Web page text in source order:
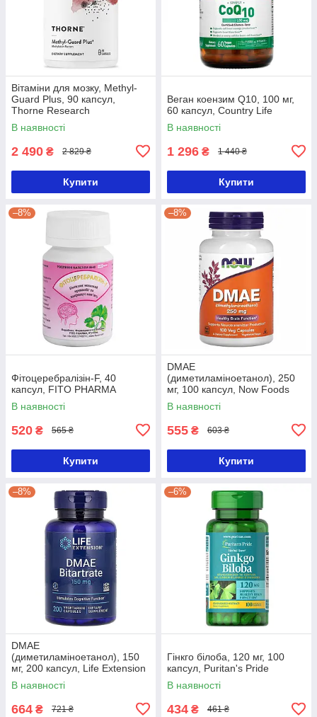
Вітаміни для мозку, Methyl-
Guard Plus, 90 капсул,
Thorne Research
В наявності
2 490 ₴ 2 829 ₴
Купити
Веган коензим Q10, 100 мг,
60 капсул, Country Life
В наявності
1 296 ₴ 1 440 ₴
Купити
–8%
Фітоцеребралізін-F, 40
капсул, FITO PHARMA
В наявності
520 ₴ 565 ₴
Купити
–8%
DMAE
(диметиламіноетанол), 250
мг, 100 капсул, Now Foods
В наявності
555 ₴ 603 ₴
Купити
–8%
DMAE
(диметиламіноетанол), 150
мг, 200 капсул, Life Extension
В наявності
664 ₴ 721 ₴
–6%
Гінкго білоба, 120 мг, 100
капсул, Puritan's Pride
В наявності
434 ₴ 461 ₴